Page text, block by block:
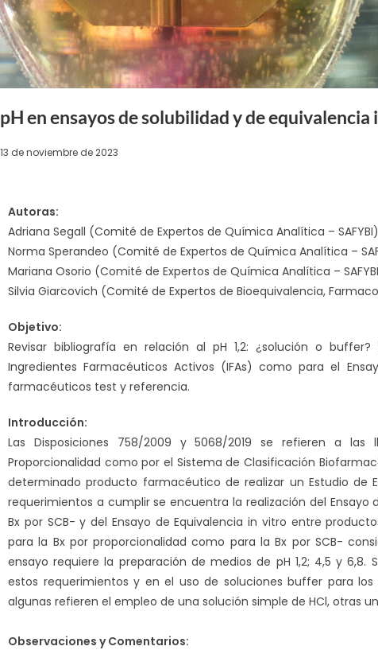
pH en ensayos de solubilidad y de
13 de noviembre de 2023
Autoras:
Adriana Segall (Comité de Expertos de Química Analítica – SAFYBI)
Norma Sperandeo (Comité de Expertos de Química Analítica –
Mariana Osorio (Comité de Expertos de Química Analítica –
Silvia Giarcovich (Comité de Expertos de Bioequivalencia,
Objetivo:
Revisar bibliografía en relación al pH 1,2: ¿solución o
Ingredientes Farmacéuticos Activos (IFAs) como para el
farmacéuticos test y referencia.
Introducción:
Las Disposiciones 758/2009 y 5068/2019 se refieren a las
Proporcionalidad como por el Sistema de Clasificación
determinado producto farmacéutico de realizar un Estudio de
requerimientos a cumplir se encuentra la realización del Ensayo
Bx por SCB- y del Ensayo de Equivalencia in vitro entre
para la Bx por proporcionalidad como para la Bx por SCB-
ensayo requiere la preparación de medios de pH 1,2; 4,5 y
estos requerimientos y en el uso de soluciones buffer para los
algunas refieren el empleo de una solución simple de HCl, otras
Observaciones y Comentarios: